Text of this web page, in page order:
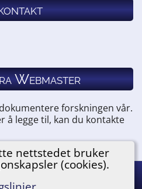
nettstedet bruker
(cookies).
Webmaster
forskningen vår.
å legge til, kan du kontakte